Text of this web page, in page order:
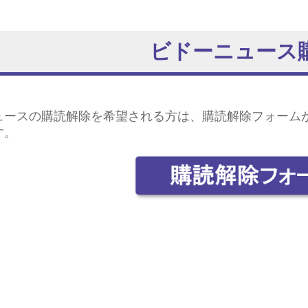
ビドーニュース
ースの購読解除を希望される方は、 購読解除フォーム